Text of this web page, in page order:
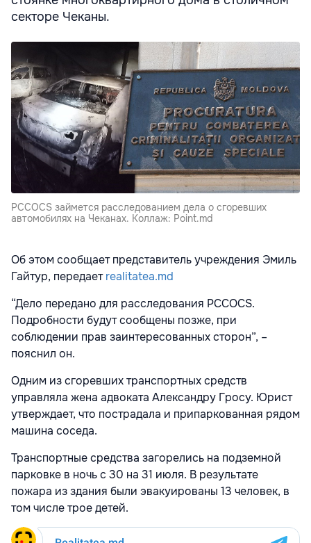
секторе Чеканы.
PCCOCS займется расследованием дела о сгоревших
автомобилях на Чеканах. Коллаж: Point.md
Об этом сообщает представитель учреждения Эмиль
Гайтур, передаетrealitatea.md
“Дело передано для расследования PCCOCS.
Подробности будут сообщены позже, при
соблюдении прав заинтересованных сторон”, –
пояснил он.
Одним из сгоревших транспортных средств
управляла жена адвоката Александру Гросу. Юрист
утверждает, что пострадала и припаркованная рядом
машина соседа.
Транспортные средства загорелись на подземной
парковке в ночь с 30 на 31 июля. В результате
пожара из здания были эвакуированы 13 человек, в
том числе трое детей.